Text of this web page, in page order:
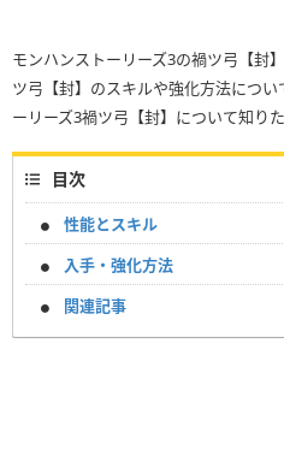
モンハンストーリーズ3の禍ツ弓【封
ツ弓【封】のスキルや強化方法につ
ーリーズ3禍ツ弓【封】について知り
目次
性能とスキル
入手・強化方法
関連記事